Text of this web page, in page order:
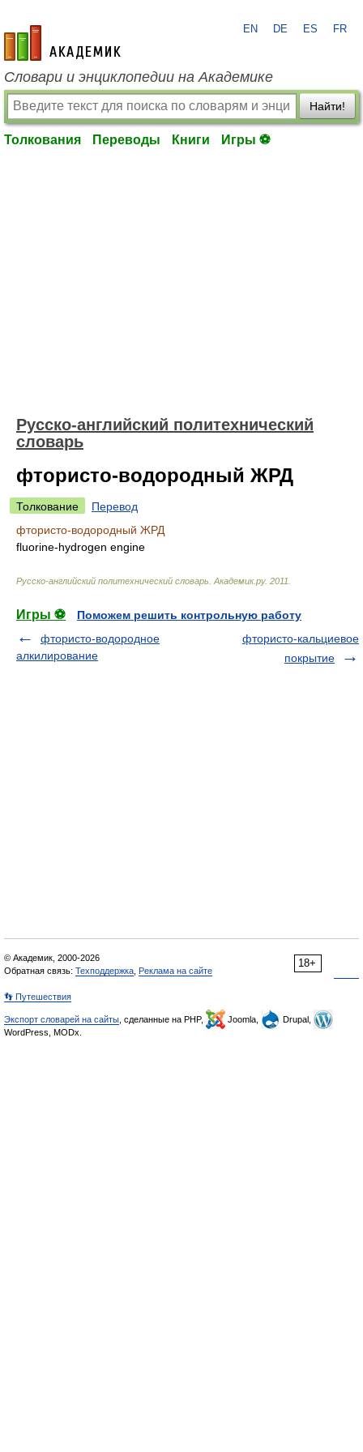
academic.ru
EN DE ES FR
Словари и энциклопедии на Академике
Найти!
Толкования Переводы Книги Игры ⚽
Русско-английский политехнический
словарь
фтористо-водородный ЖРД
Толкование
Перевод
фтористо-водородный ЖРД
fluorine-hydrogen engine
Русско-английский политехнический словарь Академик.ру. 2011
Игры ⚽
Поможем решить контрольную работу
фтористо-водородное
алкилирование
фтористо-кальциевое
покрытие
18+
© Академик, 2000-2026
Обратная связь: Техподдержка Реклама на сайте
👣 Путешествия
Экспорт словарей на сайты , сделанные на PHP, Joomla,
Drupal,
WordPress, MODx.